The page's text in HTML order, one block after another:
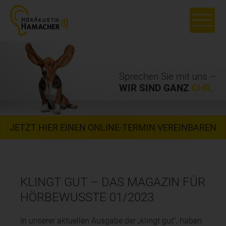
Sprechen Sie mit uns –
WIR SIND GANZ OHR.
JETZT HIER EINEN ONLINE-TERMIN VEREINBAREN
KLINGT GUT – DAS MAGAZIN FÜR
HÖRBEWUSSTE 01/2023
In unserer aktuellen Ausgabe der „klingt gut“, haben